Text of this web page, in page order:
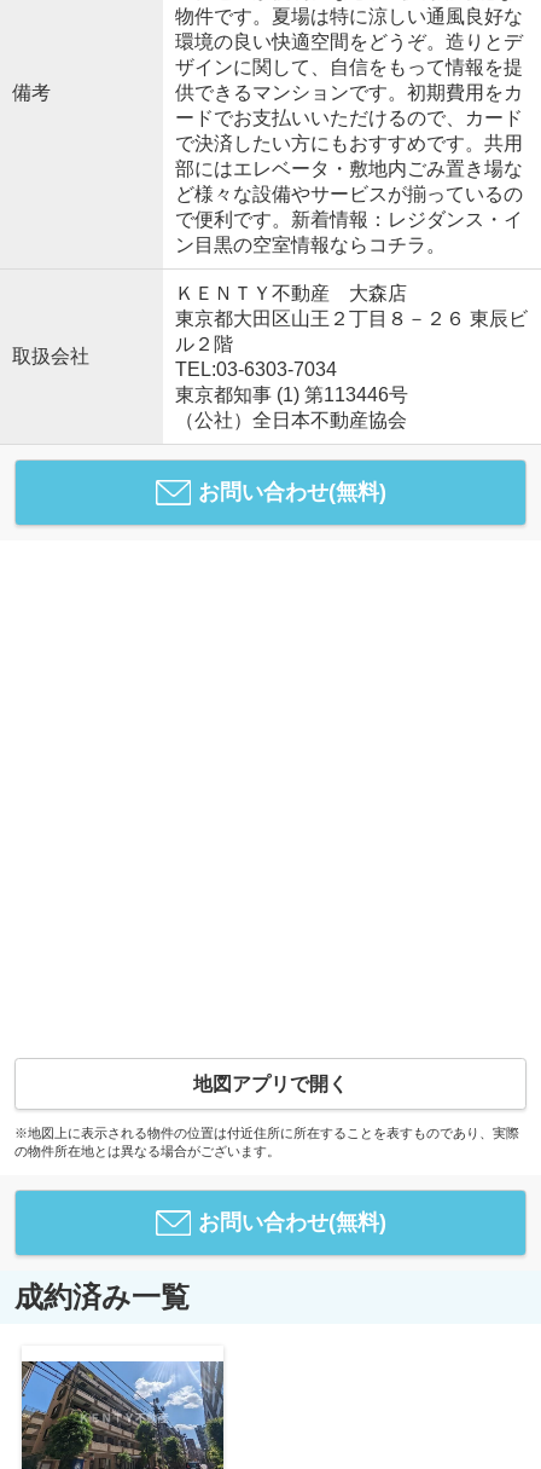
備考
物件です。夏場は特に涼しい通風良好な
環境の良い快適空間をどうぞ。造りとデ
ザインに関して、自信をもって情報を提
供できるマンションです。初期費用をカ
ードでお支払いいただけるので、カード
で決済したい方にもおすすめです。共用
部にはエレベータ・敷地内ごみ置き場な
ど様々な設備やサービスが揃っているの
で便利です。新着情報：レジダンス・イ
ン目黒の空室情報ならコチラ。
取扱会社
ＫＥＮＴＹ不動産 大森店
東京都大田区山王２丁目８－２６ 東辰ビ
ル２階
TEL:03-6303-7034
東京都知事 (1) 第113446号
（公社）全日本不動産協会
お問い合わせ(無料)
地図アプリで開く
※地図上に表示される物件の位置は付近住所に所在することを表すものであり、実際
の物件所在地とは異なる場合がございます。
お問い合わせ(無料)
成約済み一覧